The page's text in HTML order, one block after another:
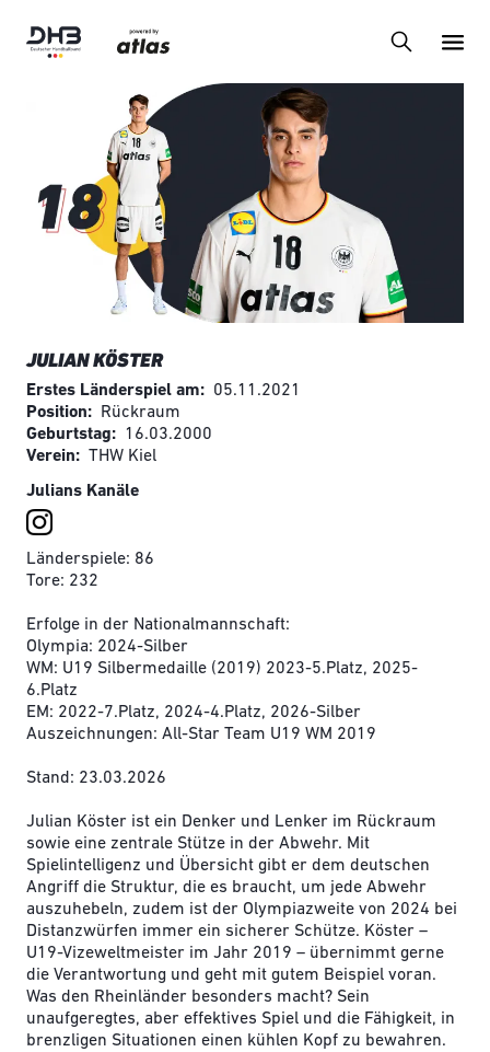
JULIAN KÖSTER
Erstes Länderspiel am
05.11.2021
Position
Rückraum
Geburtstag
16.03.2000
Verein
THW Kiel
Julians Kanäle
Länderspiele: 86
Tore: 232
Erfolge in der Nationalmannschaft:
Olympia: 2024-Silber
WM: U19 Silbermedaille (2019) 2023-5.Platz, 2025-
6.Platz
EM: 2022-7.Platz, 2024-4.Platz, 2026-Silber
Auszeichnungen: All-Star Team U19 WM 2019
Stand: 23.03.2026
Julian Köster ist ein Denker und Lenker im Rückraum
sowie eine zentrale Stütze in der Abwehr. Mit
Spielintelligenz und Übersicht gibt er dem deutschen
Angriff die Struktur, die es braucht, um jede Abwehr
auszuhebeln, zudem ist der Olympiazweite von 2024 bei
Distanzwürfen immer ein sicherer Schütze. Köster –
U19-Vizeweltmeister im Jahr 2019 – übernimmt gerne
die Verantwortung und geht mit gutem Beispiel voran.
Was den Rheinländer besonders macht? Sein
unaufgeregtes, aber effektives Spiel und die Fähigkeit, in
brenzligen Situationen einen kühlen Kopf zu bewahren.